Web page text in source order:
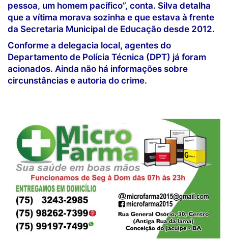
pessoa, um homem pacífico”, conta. Silva detalha
que a vítima morava sozinha e que estava à frente
da Secretaria Municipal de Educação desde 2012.
Conforme a delegacia local, agentes do
Departamento de Polícia Técnica (DPT) já foram
acionados. Ainda não há informações sobre
circunstâncias e autoria do crime.